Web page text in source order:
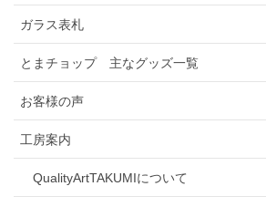
ガラス表札
とまチョップ 主なグッズ一覧
お客様の声
工房案内
QualityArtTAKUMIについて